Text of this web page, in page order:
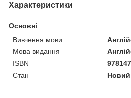
Характеристики
Основні
Вивчення мови
Мова видання
ISBN
Стан
Новий